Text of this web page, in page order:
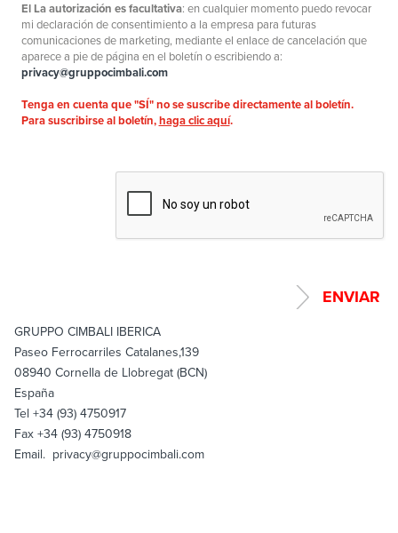
El La autorización es facultativa: en cualquier momento puedo revocar
mi declaración de consentimiento a la empresa para futuras
comunicaciones de marketing, mediante el enlace de cancelación que
aparece a pie de página en el boletín o escribiendo a:
privacy@gruppocimbali.com
Tenga en cuenta que "SÍ" no se suscribe directamente al boletín.
Para suscribirse al boletín,haga clic aquí.
GRUPPO CIMBALI IBERICA
Paseo Ferrocarriles Catalanes,139
08940 Cornella de Llobregat (BCN)
España
Tel +34 (93) 4750917
Fax +34 (93) 4750918
Email. privacy@gruppocimbali.com